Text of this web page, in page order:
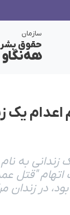
سازمان
حقوق
هەنگاو
یک
به
اتهام "قتل
در زندان